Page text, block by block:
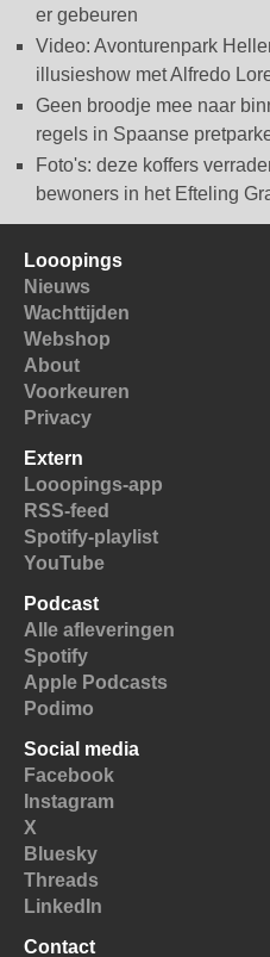
er gebeuren
Video: Avonturenpark
illusieshow met Alfredo
Geen broodje mee naar
regels in Spaanse
Foto's: deze koffers
bewoners in het Efteling
Looopings
Nieuws
Wachttijden
Webshop
About
Voorkeuren
Privacy
Extern
Looopings-app
RSS-feed
Spotify-playlist
YouTube
Podcast
Alle afleveringen
Spotify
Apple Podcasts
Podimo
Social media
Facebook
Instagram
X
Bluesky
Threads
LinkedIn
Contact